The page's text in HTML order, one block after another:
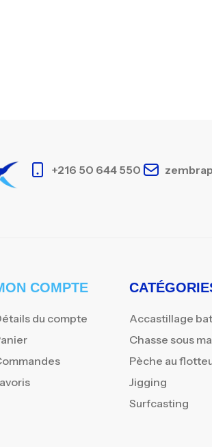
+216 50 644 550
COMPTE
du compte
Accastillage
Chasse sous
Pèche au
Jigging
Surfcasting